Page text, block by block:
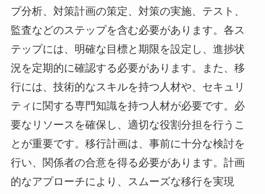
プ分析、対策計画の策定、対策の実施、テスト、
監査などのステップを含む必要があります。各ス
テップには、明確な目標と期限を設定し、進捗状
況を定期的に確認する必要があります。また、移
行には、技術的なスキルを持つ人材や、セキュリ
ティに関する専門知識を持つ人材が必要です。必
要なリソースを確保し、適切な役割分担を行うこ
とが重要です。移行計画は、事前に十分な検討を
行い、関係者の合意を得る必要があります。計画
的なアプローチにより、スムーズな移行を実現